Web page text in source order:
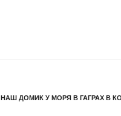
НАШ ДОМИК У МОРЯ В ГАГРАХ В